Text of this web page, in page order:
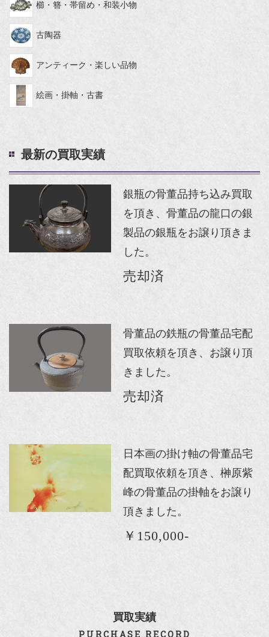
櫛・簪・帯留め・和装小物
古陶器
アンティーク・楽しい品物
絵画・掛軸・古書
最新の買取実績
銀瓶の骨董品持ち込み買取
を頂き、骨董品の龍口の銀
製品の銀瓶をお譲り頂きま
した。
売却済
骨董品の鉄瓶の骨董品宅配
買取依頼を頂き、お譲り頂
きました。
売却済
日本画の掛け軸の骨董品宅
配買取依頼を頂き、榊原紫
峰の骨董品の掛軸をお譲り
頂きました。
￥150,000-
買取実績
PURCHASE RECORD